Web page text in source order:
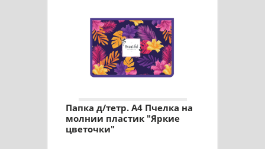
Папка д/тетр. А4 Пчелка на
молнии пластик "Яркие
цветочки"